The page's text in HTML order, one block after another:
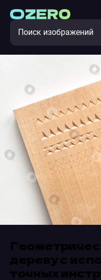
дереву с
точных